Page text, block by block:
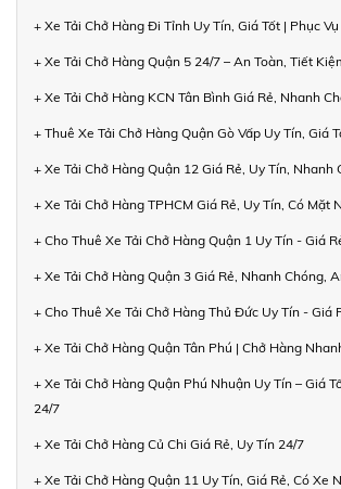
+ Xe Tải Chở Hàng Đi Tỉnh Uy Tín, Giá Tốt | Phục
+ Xe Tải Chở Hàng Quận 5 24/7 – An Toàn, Tiết
+ Xe Tải Chở Hàng KCN Tân Bình Giá Rẻ, Nhanh
+ Thuê Xe Tải Chở Hàng Quận Gò Vấp Uy Tín, Giá
+ Xe Tải Chở Hàng Quận 12 Giá Rẻ, Uy Tín, Nhanh
+ Xe Tải Chở Hàng TPHCM Giá Rẻ, Uy Tín, Có Mặt
+ Cho Thuê Xe Tải Chở Hàng Quận 1 Uy Tín - Giá
+ Xe Tải Chở Hàng Quận 3 Giá Rẻ, Nhanh Chóng,
+ Cho Thuê Xe Tải Chở Hàng Thủ Đức Uy Tín - Giá
+ Xe Tải Chở Hàng Quận Tân Phú | Chở Hàng
+ Xe Tải Chở Hàng Quận Phú Nhuận Uy Tín – Giá
24/7
+ Xe Tải Chở Hàng Củ Chi Giá Rẻ, Uy Tín 24/7
+ Xe Tải Chở Hàng Quận 11 Uy Tín, Giá Rẻ, Có Xe